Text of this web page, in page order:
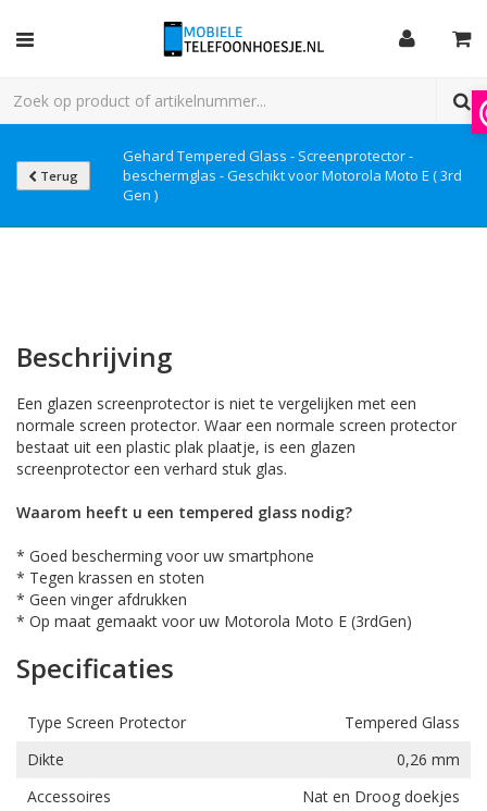
Terug
Gehard Tempered Glass - Screenprotector -
beschermglas - Geschikt voor Motorola Moto E ( 3rd
Gen )
Beschrijving
Een glazen screenprotector is niet te vergelijken met een
normale screen protector. Waar een normale screen protector
bestaat uit een plastic plak plaatje, is een glazen
screenprotector een verhard stuk glas.
Waarom heeft u een tempered glass nodig?
* Goed bescherming voor uw smartphone
* Tegen krassen en stoten
* Geen vinger afdrukken
* Op maat gemaakt voor uw Motorola Moto E (3rdGen)
Specificaties
Type Screen Protector
Tempered Glass
Dikte
0,26 mm
Accessoires
Nat en Droog doekjes